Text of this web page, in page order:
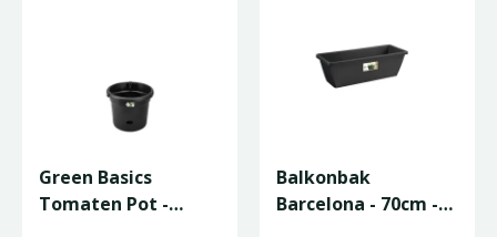
Green Basics
Tomaten Pot -
Balkonbak
Barcelona - 70cm -